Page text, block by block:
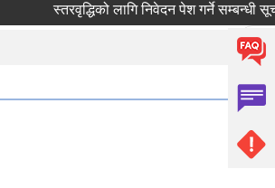
स्तरवृद्धिको लागि निवेदन पेश गर्ने सम्बन्धी
« first